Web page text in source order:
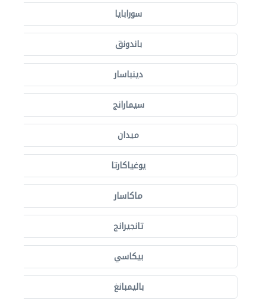
سورابايا
باندونق
دينباسار
سيمارانج
ميدان
يوغياكارتا
ماكاسار
تانجيرانج
بيكاسي
باليمبانغ